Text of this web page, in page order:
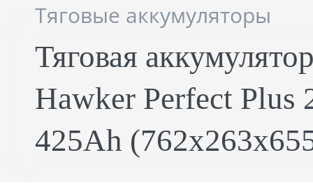
Тяговые аккумуляторы
Тяговая
Hawker Perfect Plus
425Ah